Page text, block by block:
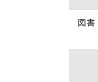
図書